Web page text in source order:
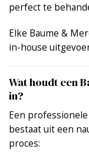
perfect te
Elke Baume &
in-house
Wat houdt een
in?
Een
bestaat uit een
proces: